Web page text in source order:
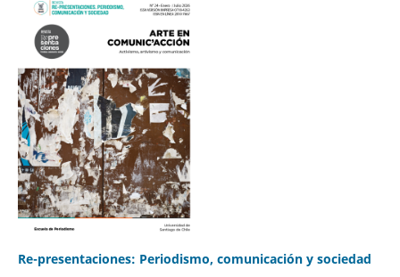
Re-presentaciones: Periodismo, comunicación y sociedad